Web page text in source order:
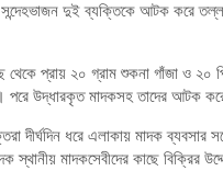
দুই ব্যক্তিকে আটক করে
থেকে প্রায় ২০ গ্রাম শুকনা গাঁজা ও ২০
পরে উদ্ধারকৃত মাদকসহ তাদের আটক
দীর্ঘদিন ধরে এলাকায় মাদক ব্যবসার
স্থানীয় মাদকসেবীদের কাছে বিক্রির